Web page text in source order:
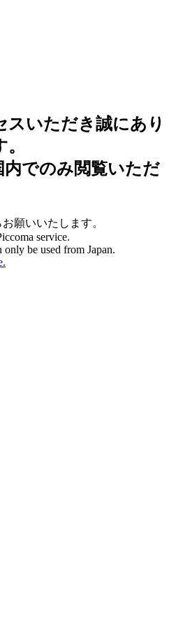
スいただき誠にあり
でのみ閲覧いただ
願いいたします。
service.
be used from Japan.